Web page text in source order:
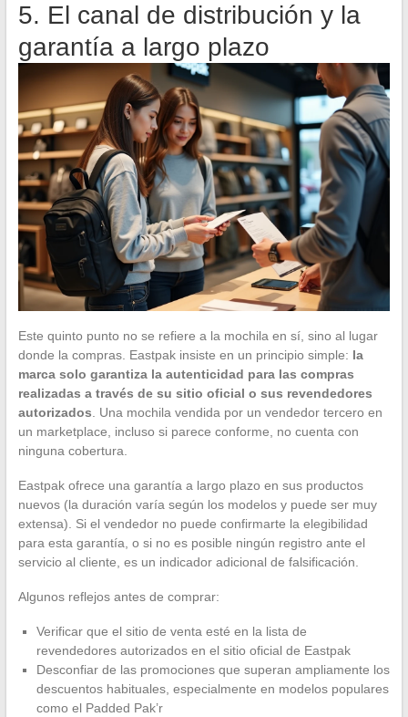
5. El canal de distribución y la
garantía a largo plazo
Este quinto punto no se refiere a la mochila en sí, sino al lugar
donde la compras. Eastpak insiste en un principio simple: la
marca solo garantiza la autenticidad para las compras
realizadas a través de su sitio oficial o sus revendedores
autorizados. Una mochila vendida por un vendedor tercero en
un marketplace, incluso si parece conforme, no cuenta con
ninguna cobertura.
Eastpak ofrece una garantía a largo plazo en sus productos
nuevos (la duración varía según los modelos y puede ser muy
extensa). Si el vendedor no puede confirmarte la elegibilidad
para esta garantía, o si no es posible ningún registro ante el
servicio al cliente, es un indicador adicional de falsificación.
Algunos reflejos antes de comprar:
Verificar que el sitio de venta esté en la lista de
revendedores autorizados en el sitio oficial de Eastpak
Desconfiar de las promociones que superan ampliamente los
descuentos habituales, especialmente en modelos populares
como el Padded Pak’r